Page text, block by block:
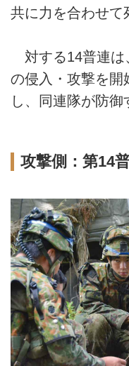
共に力を合わせて
対する14普連は
の侵入・攻撃を開
し、同連隊が防御
攻撃側：第14